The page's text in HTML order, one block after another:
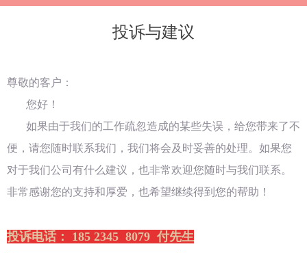
投诉与建议
尊敬的客户：
您好！
如果由于我们的工作疏忽造成的某些失误，给您带来了不
便，请您随时联系我们，我们将会及时妥善的处理。如果您
对于我们公司有什么建议，也非常欢迎您随时与我们联系。
非常感谢您的支持和厚爱，也希望继续得到您的帮助！
投诉电话： 185 2345 8079 付先生